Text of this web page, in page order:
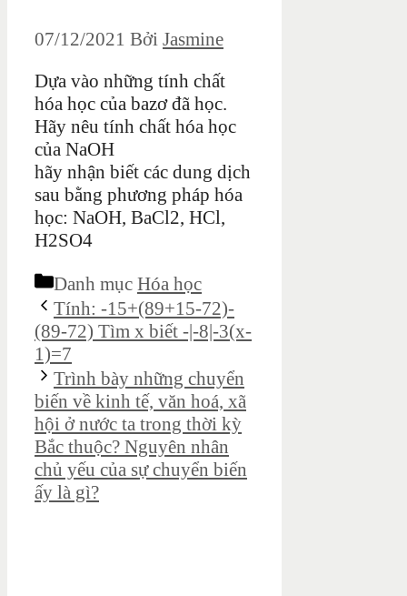
07/12/2021 Bởi Jasmine
Dựa vào những tính chất
hóa học của bazơ đã học.
Hãy nêu tính chất hóa học
của NaOH
hãy nhận biết các dung dịch
sau bằng phương pháp hóa
học: NaOH, BaCl2, HCl,
H2SO4
Danh mục Hóa học
Tính: -15+(89+15-72)-
(89-72) Tìm x biết -|-8|-3(x-
1)=7
Trình bày những chuyển
biến về kinh tế, văn hoá, xã
hội ở nước ta trong thời kỳ
Bắc thuộc? Nguyên nhân
chủ yếu của sự chuyển biến
ấy là gì?